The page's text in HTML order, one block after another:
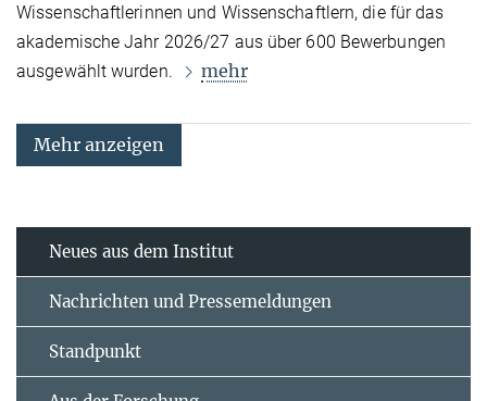
Wissenschaftlerinnen und Wissenschaftlern, die für das
akademische Jahr 2026/27 aus über 600 Bewerbungen
ausgewählt wurden.
mehr
Mehr anzeigen
Neues aus dem Institut
Nachrichten und Pressemeldungen
Standpunkt